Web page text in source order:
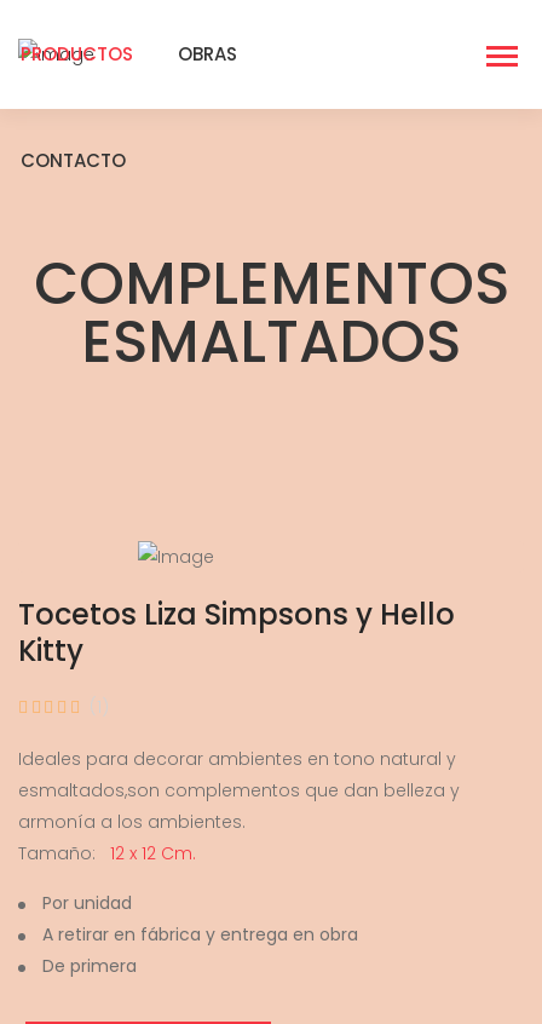
PRODUCTOS OBRAS
CONTACTO
COMPLEMENTOS
ESMALTADOS
Tocetos Liza Simpsons y Hello
Kitty
(1)
Ideales para decorar ambientes en tono natural y
esmaltados,son complementos que dan belleza y
armonía a los ambientes.
Tamaño:
12 x 12 Cm.
Por unidad
A retirar en fábrica y entrega en obra
De primera